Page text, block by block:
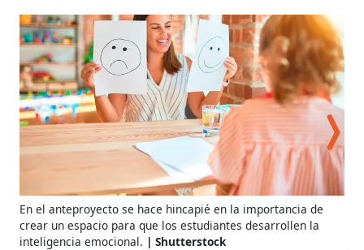
En el anteproyecto se hace hincapié en la importancia de
crear un espacio para que los estudiantes desarrollen la
inteligencia emocional.
Shutterstock